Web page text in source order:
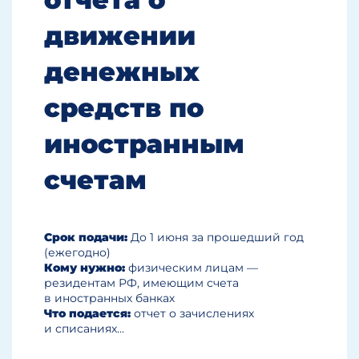
о прибыли или убытке и прочем
об изменениях в собственном
денежных средств.
В примечаниях раскрывается
информация качественного
характера или расшифровка
в указанных отчетах, а также
информация о статьях,
не удовлетворяющих критериям
признания в указанных отчетах.
с п. 10 вышеуказанного стандарта,
полный комплект финансовой
отчетности включает в себя также
и примечания, состоящие
из краткого обзора значимых
положений учетной политики
и прочей пояснительной
информации.
движении
денежных
средств по
иностранным
счетам
Срок подачи: До 1 июня за прошедший год
(ежегодно)
Кому нужно: физическим лицам —
резидентам РФ, имеющим счета
в иностранных банках
Что подается: отчет о зачислениях
и списаниях...